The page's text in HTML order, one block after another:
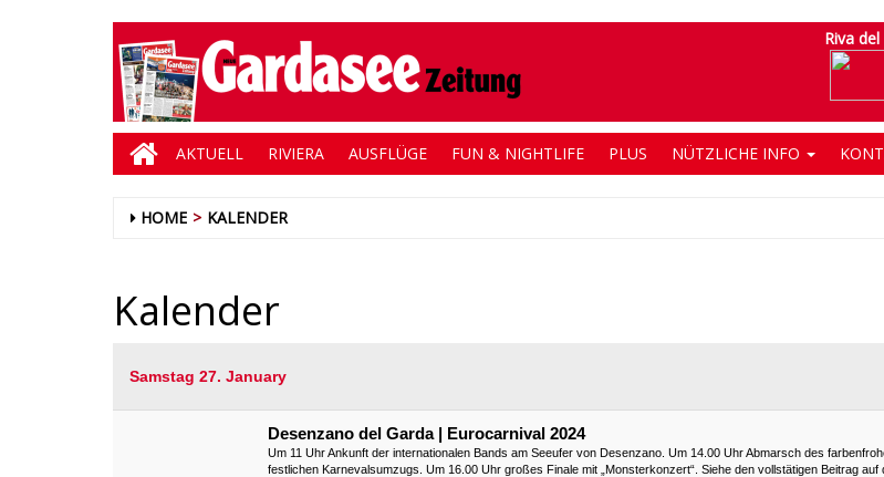
AKTUELL RIVIERA AUSFLÜGE FUN & NIGHTLIFE PLUS NÜTZLICHE INFO
HOME KALENDER
Kalender
Samstag 27. January
Desenzano del Garda | Eurocarnival 2024
Um 11 Uhr Ankunft der internationalen Bands am Seeufer von Desenzano. Um 14.00 Uhr Abmarsch des
festlichen Karnevalsumzugs. Um 16.00 Uhr großes Finale mit „Monsterkonzert“. Siehe den vollstätigen Beitrag auf